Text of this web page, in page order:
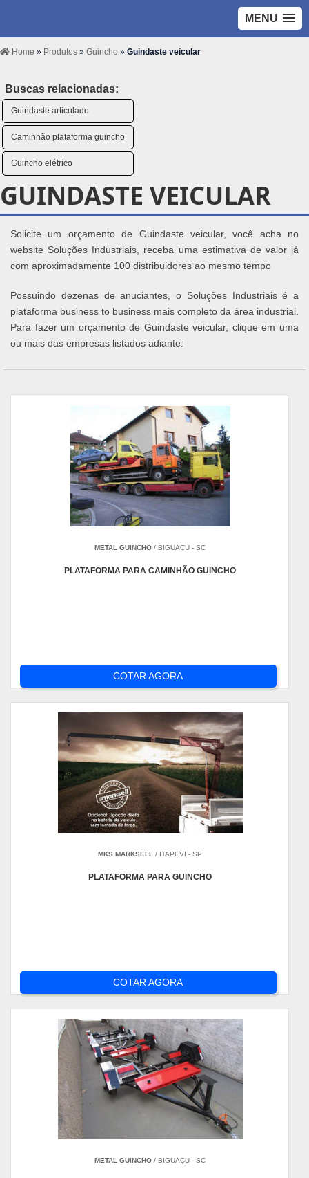
MENU
Home » Produtos » Guincho » Guindaste veicular
Buscas relacionadas:
Guindaste articulado
Caminhão plataforma guincho
Guincho elétrico
GUINDASTE VEICULAR
Solicite um orçamento de Guindaste veicular, você acha no
website Soluções Industriais, receba uma estimativa de valor já
com aproximadamente 100 distribuidores ao mesmo tempo
Possuindo dezenas de anuciantes, o Soluções Industriais é a
plataforma business to business mais completo da área industrial.
Para fazer um orçamento de Guindaste veicular, clique em uma
ou mais das empresas listados adiante:
METAL GUINCHO/ BIGUAÇU - SC
PLATAFORMA PARA CAMINHÃO GUINCHO
COTAR AGORA
MKS MARKSELL / ITAPEVI - SP
PLATAFORMA PARA GUINCHO
COTAR AGORA
METAL GUINCHO/ BIGUAÇU - SC